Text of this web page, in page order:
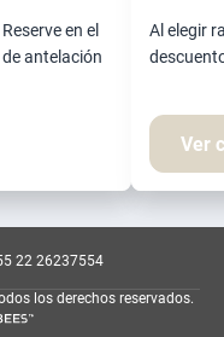
en el
antelación
Al elegir
Ver
22 26237554
los derechos reservados.